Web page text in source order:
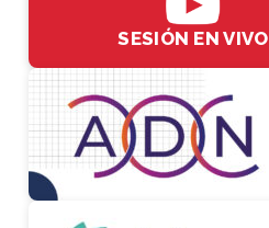
SESIÓN EN VIVO